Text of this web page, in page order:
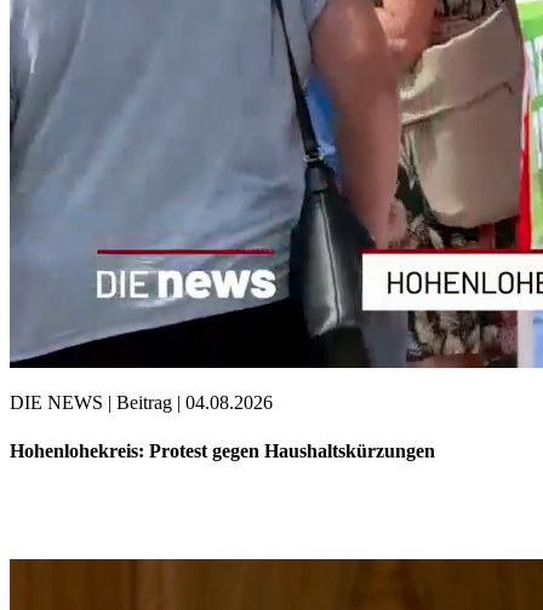
DIE NEWS | Beitrag | 04.08.2026
Hohenlohekreis: Protest gegen Haushaltskürzungen